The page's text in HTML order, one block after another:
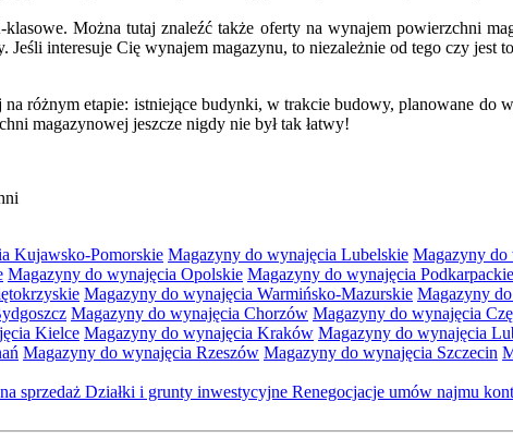
Można tutaj znaleźć także oferty na wynajem powierzchni
interesuje Cię wynajem magazynu, to niezależnie od tego czy jest
różnym etapie: istniejące budynki, w trakcie budowy, planowane do
magazynowej jeszcze nigdy nie był tak łatwy!
Kujawsko-Pomorskie Magazyny do wynajęcia Lubelskie Magazyny do
Magazyny do wynajęcia Opolskie Magazyny do wynajęcia Podkarpackie
Magazyny do wynajęcia Warmińsko-Mazurskie Magazyny
Magazyny do wynajęcia Chorzów Magazyny do wynajęcia
Kielce Magazyny do wynajęcia Kraków Magazyny do wynajęcia
Magazyny do wynajęcia Rzeszów Magazyny do wynajęcia Szczecin
sprzedaż Działki i grunty inwestycyjne Renegocjacje umów najmu